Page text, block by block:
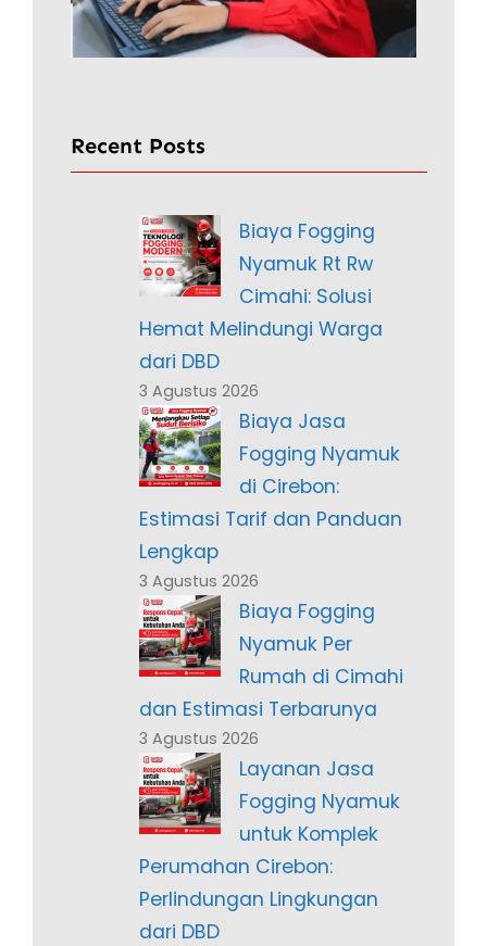
Recent Posts
Biaya Fogging
Nyamuk Rt Rw
Cimahi: Solusi
Hemat Melindungi Warga
dari DBD
3 Agustus 2026
Biaya Jasa
Fogging Nyamuk
di Cirebon:
Estimasi Tarif dan Panduan
Lengkap
3 Agustus 2026
Biaya Fogging
Nyamuk Per
Rumah di Cimahi
dan Estimasi Terbarunya
3 Agustus 2026
Layanan Jasa
Fogging Nyamuk
untuk Komplek
Perumahan Cirebon:
Perlindungan Lingkungan
dari DBD